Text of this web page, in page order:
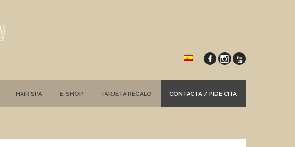
HAIR SPA E-SHOP TARJETA REGALO CONTACTA / PIDE CITA